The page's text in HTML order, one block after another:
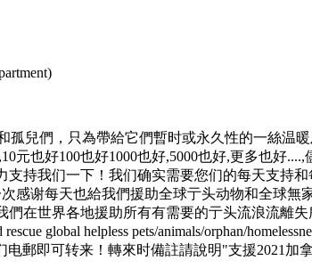
兒們，只為帶給它們暫时或永久性的一絲温
也好100也好1000也好,5000也好,更多也好
持我们一下！我们确实需要您们的每天支持
感谢每天也給我們援助全球亍头动物和全球無
在世界各地援助所有有需要的亍头流浪流離
global helpless pets/animals/orphan/
电郵即可转来！轉來时備註請說明"支援2021加